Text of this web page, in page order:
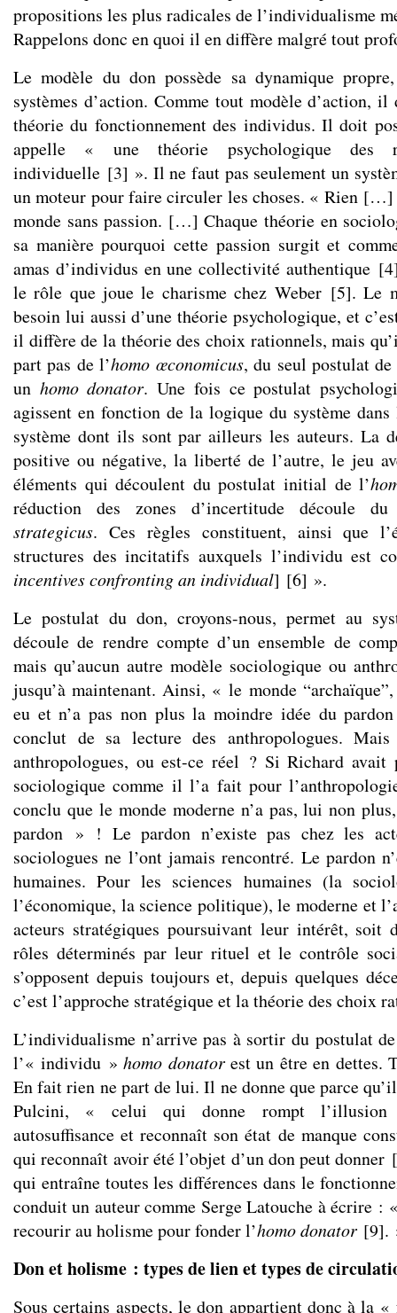
propositions les plus radicales de l’individualisme
Rappelons donc en quoi il en diffère malgré tout
Le modèle du don possède sa dynamique
systèmes d’action. Comme tout modèle d’action, il
théorie du fonctionnement des individus. Il doit
appelle « une théorie psychologique des
individuelle [3] ». Il ne faut pas seulement un
un moteur pour faire circuler les choses. « Rien […]
monde sans passion. […] Chaque théorie en
sa manière pourquoi cette passion surgit et
amas d’individus en une collectivité authentique [4
le rôle que joue le charisme chez Weber[5]. Le
besoin lui aussi d’une théorie psychologique, et
il diffère de la théorie des choix rationnels, mais
part pas de l’homo œconomicus, du seul postulat
un homo donator. Une fois ce postulat
agissent en fonction de la logique du système
système dont ils sont par ailleurs les auteurs. La
positive ou négative, la liberté de l’autre, le jeu
éléments qui découlent du postulat initial de l’
réduction des zones d’incertitude découle
strategicus. Ces règles constituent, ainsi que
structures des incitatifs auxquels l’individu est
incentives confronting an individual] [6] ».
Le postulat du don, croyons-nous, permet au
découle de rendre compte d’un ensemble de
mais qu’aucun autre modèle sociologique ou
jusqu’à maintenant. Ainsi, « le monde
eu et n’a pas non plus la moindre idée du pardon
conclut de sa lecture des anthropologues.
anthropologues, ou est-ce réel ? Si Richard
sociologique comme il l’a fait pour
conclu que le monde moderne n’a pas, lui non
pardon » ! Le pardon n’existe pas chez les
sociologues ne l’ont jamais rencontré. Le pardon
humaines. Pour les sciences humaines (la
l’économique, la science politique), le moderne et
acteurs stratégiques poursuivant leur intérêt, soit
rôles déterminés par leur rituel et le contrôle
s’opposent depuis toujours et, depuis quelques
c’est l’approche stratégique et la théorie des choix
L’individualisme n’arrive pas à sortir du postulat
l’« individu »homo donatorest un être en dettes.
En fait rien ne part de lui. Il ne donne que parce
Pulcini, « celui qui donne rompt l’illusion
autosuffisance et reconnaît son état de manque
qui reconnaît avoir été l’objet d’un don peut donner [
qui entraîne toutes les différences dans le
conduit un auteur comme Serge Latouche à écrire :
recourir au holisme pour fonder l’homo donator [9].
Don et holisme : types de lien et types de
Sous certains aspects, le don appartient donc à la